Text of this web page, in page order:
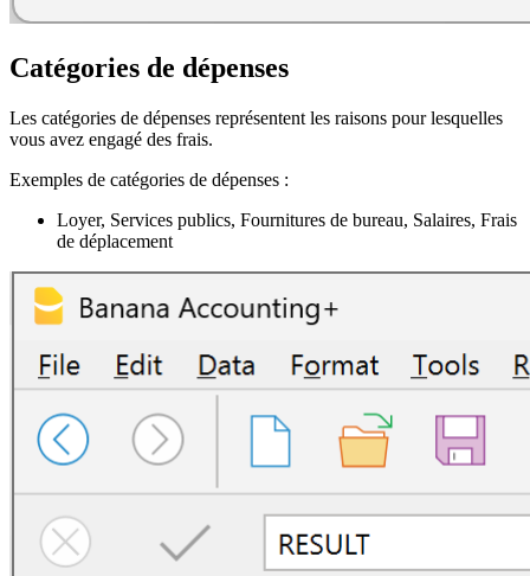
Catégories de dépenses
Les catégories de dépenses représentent les raisons pour lesquelles
vous avez engagé des frais.
Exemples de catégories de dépenses :
Loyer, Services publics, Fournitures de bureau, Salaires, Frais
de déplacement